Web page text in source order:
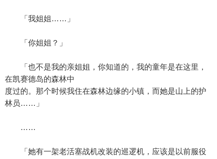
「我姐姐……」
「你姐姐？」
「也不是我的亲姐姐，你知道的，我的童年是在这里，
在凯赛德岛的森林中
度过的。那个时候我住在森林边缘的小镇，而她是山上的护
林员……」
……
「她有一架老活塞战机改装的巡逻机，应该是以前服役